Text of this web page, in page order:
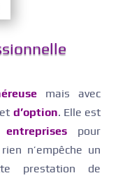
mais avec
d’option. Elle est
entreprises
pour
n’empêche un
prestation de